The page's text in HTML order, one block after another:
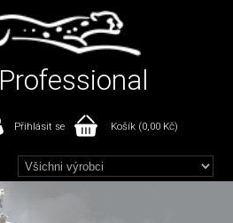
Professional
Přihlásit se Košík (0,00 Kč)